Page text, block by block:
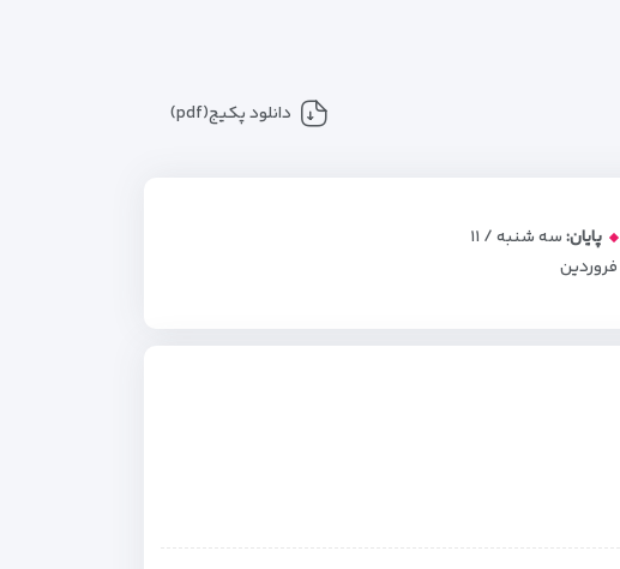
دانلود پکیج(pdf)
پایان:
سه شنبه / ۱۱
فروردین